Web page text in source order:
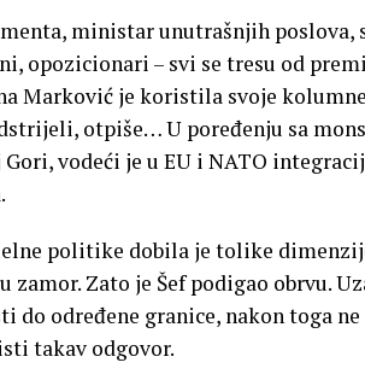
ministar unutrašnjih
opozicionari – svi se tresu od
Marković je koristila svoje
otpiše… U poređenju sa
vodeći je u EU i NATO
politike dobila je tolike
zamor. Zato je Šef podigao obrvu.
do određene granice, nakon toga
takav odgovor.